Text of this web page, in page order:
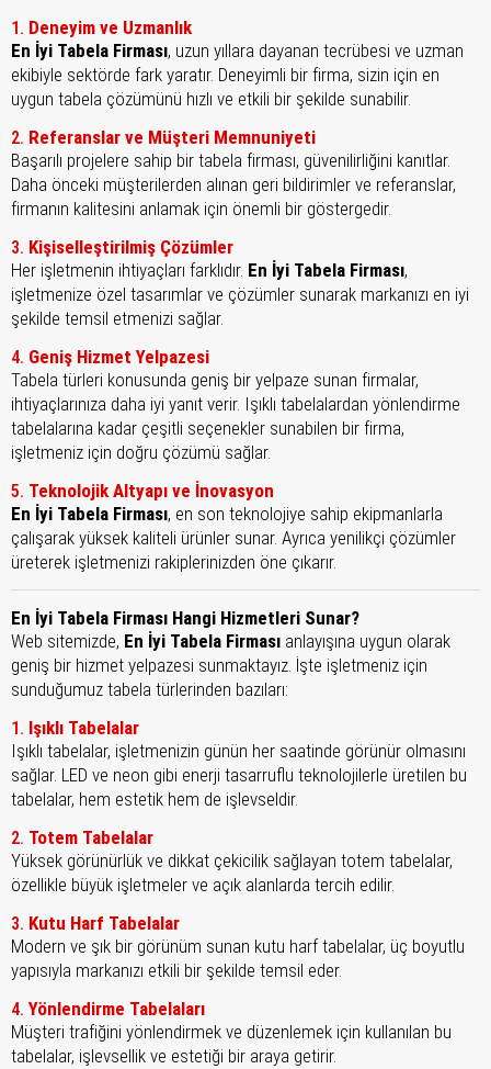
1. Deneyim ve Uzmanlık
En İyi Tabela Firması, uzun yıllara dayanan tecrübesi ve uzman
ekibiyle sektörde fark yaratır. Deneyimli bir firma, sizin için en
uygun tabela çözümünü hızlı ve etkili bir şekilde sunabilir.
2. Referanslar ve Müşteri Memnuniyeti
Başarılı projelere sahip bir tabela firması, güvenilirliğini kanıtlar.
Daha önceki müşterilerden alınan geri bildirimler ve referanslar,
firmanın kalitesini anlamak için önemli bir göstergedir.
3. Kişiselleştirilmiş Çözümler
Her işletmenin ihtiyaçları farklıdır. En İyi Tabela Firması,
işletmenize özel tasarımlar ve çözümler sunarak markanızı en iyi
şekilde temsil etmenizi sağlar.
4. Geniş Hizmet Yelpazesi
Tabela türleri konusunda geniş bir yelpaze sunan firmalar,
ihtiyaçlarınıza daha iyi yanıt verir. Işıklı tabelalardan yönlendirme
tabelalarına kadar çeşitli seçenekler sunabilen bir firma,
işletmeniz için doğru çözümü sağlar.
5. Teknolojik Altyapı ve İnovasyon
En İyi Tabela Firması, en son teknolojiye sahip ekipmanlarla
çalışarak yüksek kaliteli ürünler sunar. Ayrıca yenilikçi çözümler
üreterek işletmenizi rakiplerinizden öne çıkarır.
En İyi Tabela Firması Hangi Hizmetleri Sunar?
Web sitemizde, En İyi Tabela Firması anlayışına uygun olarak
geniş bir hizmet yelpazesi sunmaktayız. İşte işletmeniz için
sunduğumuz tabela türlerinden bazıları:
1. Işıklı Tabelalar
Işıklı tabelalar, işletmenizin günün her saatinde görünür olmasını
sağlar. LED ve neon gibi enerji tasarruflu teknolojilerle üretilen bu
tabelalar, hem estetik hem de işlevseldir.
2. Totem Tabelalar
Yüksek görünürlük ve dikkat çekicilik sağlayan totem tabelalar,
özellikle büyük işletmeler ve açık alanlarda tercih edilir.
3. Kutu Harf Tabelalar
Modern ve şık bir görünüm sunan kutu harf tabelalar, üç boyutlu
yapısıyla markanızı etkili bir şekilde temsil eder.
4. Yönlendirme Tabelaları
Müşteri trafiğini yönlendirmek ve düzenlemek için kullanılan bu
tabelalar, işlevsellik ve estetiği bir araya getirir.